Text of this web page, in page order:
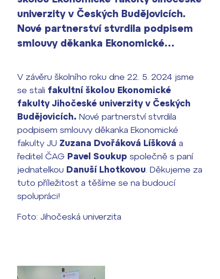
Výsledky 1. kola přijímacího řízení
2026/2027
Europass
FOCUSing
Zahraniční stipendia
ČAG studentský
Maturitní témata
Pomoc! Mám problém!
Harmonogram školního roku
vyhledávání
Bakaláři
Office 365
univerzity v Českých Budějovicích.
Nové partnerství stvrdila podpisem
smlouvy děkanka Ekonomické…
V závěru školního roku dne 22. 5. 2024 jsme
se stali fakultní školou Ekonomické
fakulty Jihočeské univerzity v Českých
Budějovicích. Nové partnerství stvrdila
podpisem smlouvy děkanka Ekonomické
fakulty JU Zuzana Dvořáková Líšková a
ředitel ČAG Pavel Soukup společně s paní
jednatelkou Danuší Lhotkovou . Děkujeme za
tuto příležitost a těšíme se na budoucí
spolupráci!
Foto: Jihočeská univerzita